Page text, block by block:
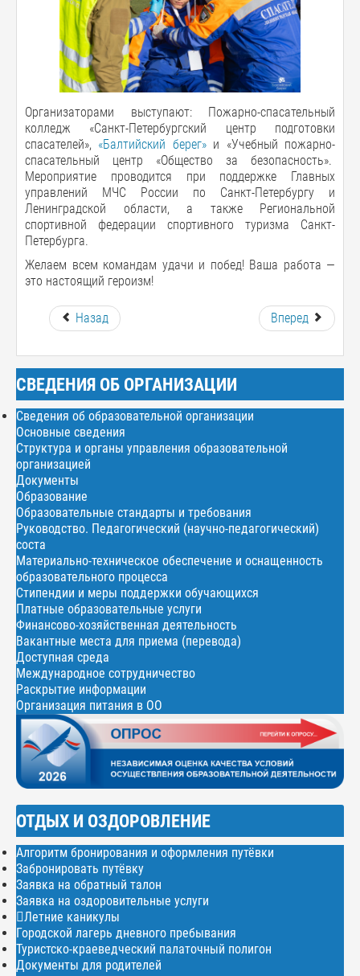
Организаторами выступают: Пожарно-спасательный
колледж «Санкт-Петербургский центр подготовки
спасателей», «Балтийский берег»и «Учебный пожарно-
спасательный центр «Общество за безопасность».
Мероприятие проводится при поддержке Главных
управлений МЧС России по Санкт-Петербургу и
Ленинградской области, а также Региональной
спортивной федерации спортивного туризма Санкт-
Петербурга.
Желаем всем командам удачи и побед! Ваша работа —
это настоящий героизм!
Назад Вперед
СВЕДЕНИЯ ОБ ОРГАНИЗАЦИИ
Сведения об образовательной организации
Основные сведения
Структура и органы управления образовательной
организацией
Документы
Образование
Образовательные стандарты и требования
Руководство. Педагогический (научно-педагогический)
соста
Материально-техническое обеспечение и оснащенность
образовательного процесса
Стипендии и меры поддержки обучающихся
Платные образовательные услуги
Финансово-хозяйственная деятельность
Вакантные места для приема (перевода)
Доступная среда
Международное сотрудничество
Раскрытие информации
Организация питания в ОО
ОТДЫХ И ОЗДОРОВЛЕНИЕ
Алгоритм бронирования и оформления путёвки
Забронировать путёвку
Заявка на обратный талон
Заявка на оздоровительные услуги
Летние каникулы
Городской лагерь дневного пребывания
Туристско-краеведческий палаточный полигон
Документы для родителей